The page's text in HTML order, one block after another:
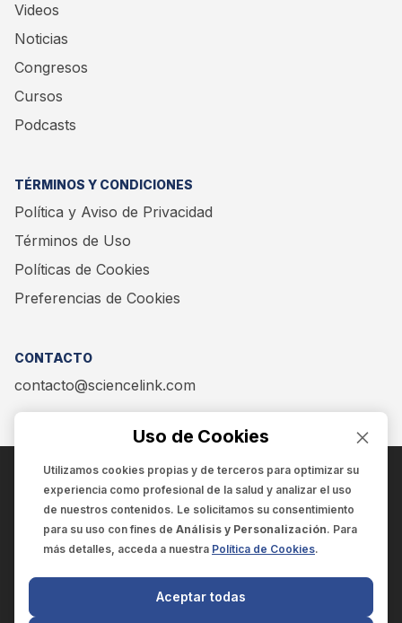
Videos
Noticias
Congresos
Cursos
Podcasts
TÉRMINOS Y CONDICIONES
Política y Aviso de Privacidad
Términos de Uso
Políticas de Cookies
Preferencias de Cookies
CONTACTO
contacto@sciencelink.com
ENCUÉNTRANOS EN:
SCIENCELINK
Uso de Cookies
Utilizamos cookies propias y de terceros para optimizar su
experiencia como profesional de la salud y analizar el uso
de nuestros contenidos. Le solicitamos su consentimiento
para su uso con fines de Análisis y Personalización. Para
más detalles, acceda a nuestra Política de Cookies.
Aceptar todas